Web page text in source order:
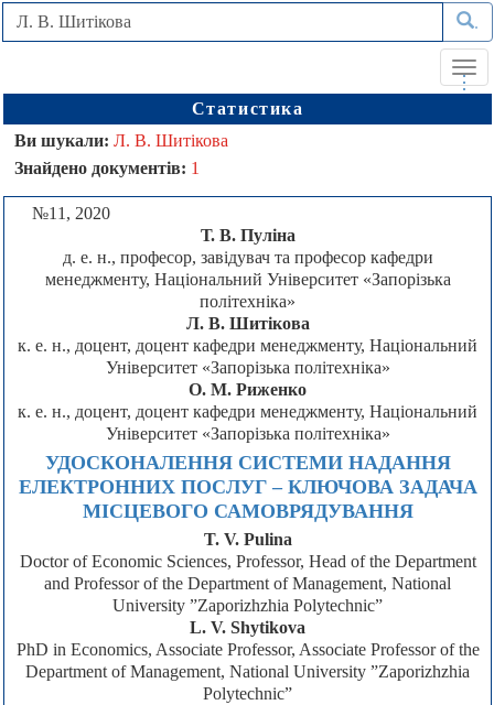
...
Статистика
Ви шукали: Л. В. Шитікова
Знайдено документів: 1
№11, 2020
Т. В. Пуліна
д. е. н., професор, завідувач та професор кафедри
менеджменту, Національний Університет «Запорізька
політехніка»
Л. В. Шитікова
к. е. н., доцент, доцент кафедри менеджменту, Національний
Університет «Запорізька політехніка»
О. М. Риженко
к. е. н., доцент, доцент кафедри менеджменту, Національний
Університет «Запорізька політехніка»
УДОСКОНАЛЕННЯ СИСТЕМИ НАДАННЯ
ЕЛЕКТРОННИХ ПОСЛУГ – КЛЮЧОВА ЗАДАЧА
МІСЦЕВОГО САМОВРЯДУВАННЯ
T. V. Pulina
Doctor of Economic Sciences, Professor, Head of the Department
and Professor of the Department of Management, National
University ”Zaporizhzhia Polytechnic”
L. V. Shytikova
PhD in Economics, Associate Professor, Associate Professor of the
Department of Management, National University ”Zaporizhzhia
Polytechnic”